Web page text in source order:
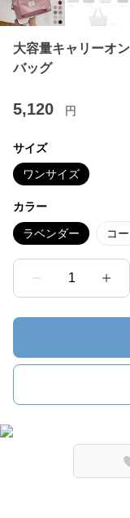
大容量キャリーオ
バッグ
5,120 円
サイズ
ワンサイズ
カラー
ラベンダー コ
1